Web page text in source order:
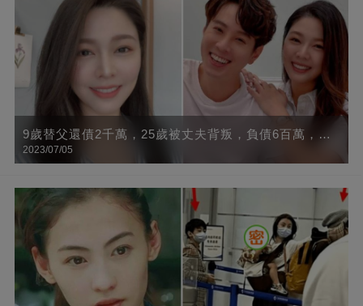
9歲替父還債2千萬，25歲被丈夫背叛，負債6百萬，今
終遇良人，網贊：否極泰來
2023/07/05